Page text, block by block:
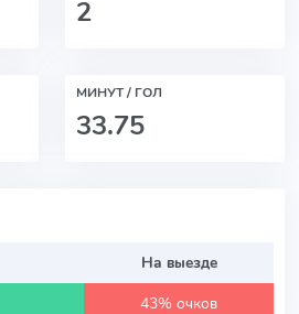
2
МИНУТ / ГОЛ
33.75
На выезде
43% очков